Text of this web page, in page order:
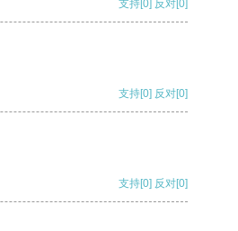
支持[0] 反对[0]
支持[0] 反对[0]
支持[0] 反对[0]